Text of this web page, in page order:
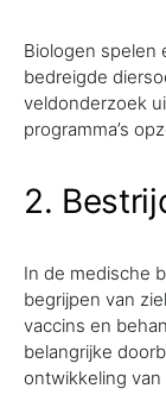
Biologen spelen
bedreigde
veldonderzoek
programma’s
2.
In de medische
begrijpen van
vaccins en
belangrijke
ontwikkeling van